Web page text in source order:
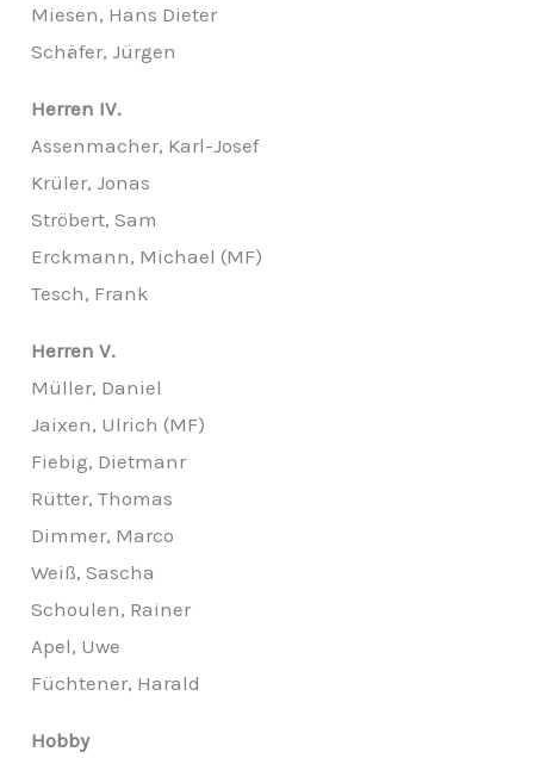
Miesen, Hans Dieter
Schäfer, Jürgen
Herren IV.
Assenmacher, Karl-Josef
Krüler, Jonas
Ströbert, Sam
Erckmann, Michael (MF)
Tesch, Frank
Herren V.
Müller, Daniel
Jaixen, Ulrich (MF)
Fiebig, Dietmanr
Rütter, Thomas
Dimmer, Marco
Weiß, Sascha
Schoulen, Rainer
Apel, Uwe
Füchtener, Harald
Hobby